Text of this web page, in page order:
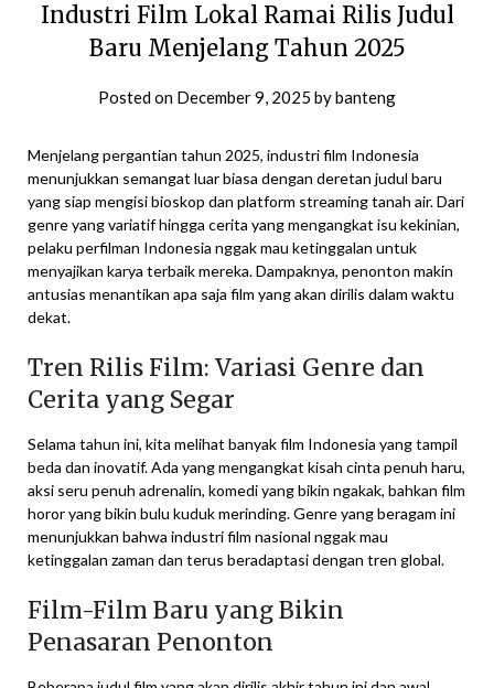
Industri Film Lokal Ramai Rilis Judul
Baru Menjelang Tahun 2025
Posted on December 9, 2025 bybanteng
Menjelang pergantian tahun 2025, industri film Indonesia
menunjukkan semangat luar biasa dengan deretan judul baru
yang siap mengisi bioskop dan platform streaming tanah air. Dari
genre yang variatif hingga cerita yang mengangkat isu kekinian,
pelaku perfilman Indonesia nggak mau ketinggalan untuk
menyajikan karya terbaik mereka. Dampaknya, penonton makin
antusias menantikan apa saja film yang akan dirilis dalam waktu
dekat.
Tren Rilis Film: Variasi Genre dan
Cerita yang Segar
Selama tahun ini, kita melihat banyak film Indonesia yang tampil
beda dan inovatif. Ada yang mengangkat kisah cinta penuh haru,
aksi seru penuh adrenalin, komedi yang bikin ngakak, bahkan film
horor yang bikin bulu kuduk merinding. Genre yang beragam ini
menunjukkan bahwa industri film nasional nggak mau
ketinggalan zaman dan terus beradaptasi dengan tren global.
Film-Film Baru yang Bikin
Penasaran Penonton